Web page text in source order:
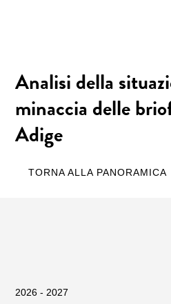
Analisi della
minaccia delle
Adige
TORNA ALLA PANORAMICA
2026 - 2027